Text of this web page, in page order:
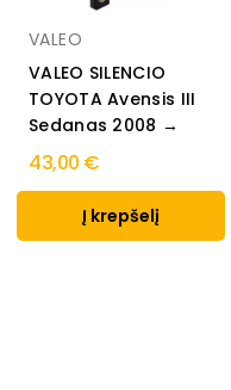
VALEO
VALEO SILENCIO
TOYOTA Avensis III
Sedanas 2008 →
43,00 €
Į krepšelį